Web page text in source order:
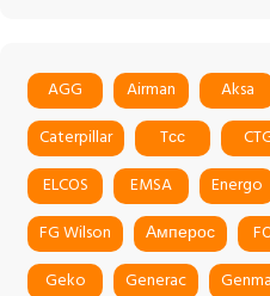
AGG Airman Aksa
Caterpillar
Tсс
ELCOS
EMSA Energo
FG Wilson
Амперос
Geko
Generac